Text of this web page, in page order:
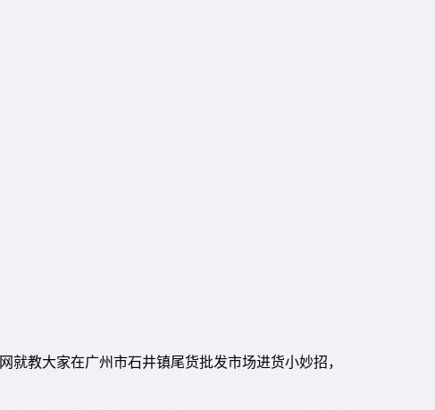
教大家在广州市石井镇尾货批发市场进货小妙招，